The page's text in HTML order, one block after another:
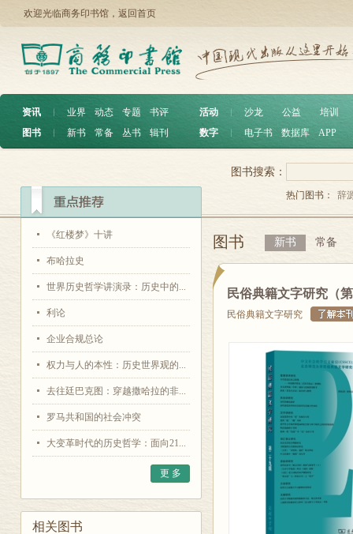
欢迎光临商务印书馆， 返回首页
资讯 ︱ 业界 动态 专题
书评
图书
︱ 新书 常备 丛书 辑刊
活动 沙龙 公益
培训
数字
电子书 数据库 APP
《红楼梦》十讲
布哈拉史
世界历史哲学讲演录：历史中的...
利论
企业合规总论
权力与人的本性：历史世界观的...
去往廷巴克图：穿越撒哈拉的非...
罗马共和国的社会冲突
大变革时代的历史哲学：面向21...
更 多
相关图书
图书搜索：
热门图书： 辞
图书 新书 常备
民俗典籍文字研究（
民俗典籍文字研究